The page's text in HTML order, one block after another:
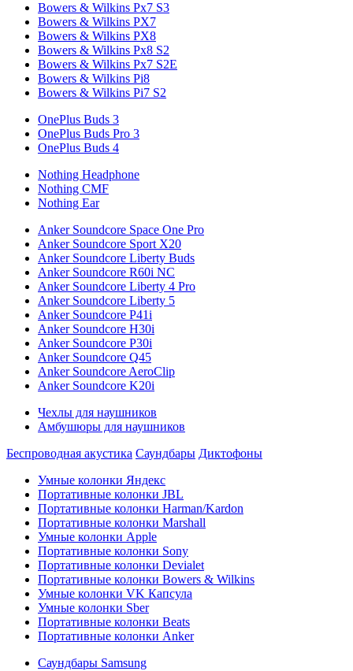
Bowers & Wilkins Px7 S3
Bowers & Wilkins PX7
Bowers & Wilkins PX8
Bowers & Wilkins Px8 S2
Bowers & Wilkins Px7 S2E
Bowers & Wilkins Pi8
Bowers & Wilkins Pi7 S2
OnePlus Buds 3
OnePlus Buds Pro 3
OnePlus Buds 4
Nothing Headphone
Nothing CMF
Nothing Ear
Anker Soundcore Space One Pro
Anker Soundcore Sport X20
Anker Soundcore Liberty Buds
Anker Soundcore R60i NC
Anker Soundcore Liberty 4 Pro
Anker Soundcore Liberty 5
Anker Soundcore P41i
Anker Soundcore H30i
Anker Soundcore P30i
Anker Soundcore Q45
Anker Soundcore AeroClip
Anker Soundcore K20i
Чехлы для наушников
Амбушюры для наушников
Беспроводная акустика Саундбары Диктофоны
Умные колонки Яндекс
Портативные колонки JBL
Портативные колонки Harman/Kardon
Портативные колонки Marshall
Умные колонки Apple
Портативные колонки Sony
Портативные колонки Devialet
Портативные колонки Bowers & Wilkins
Умные колонки VK Капсула
Умные колонки Sber
Портативные колонки Beats
Портативные колонки Anker
Саундбары Samsung